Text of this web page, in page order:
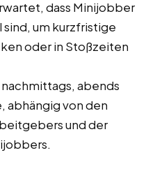
dass Minijobber
um kurzfristige
oder in Stoßzeiten
nachmittags, abends
abhängig von den
und der